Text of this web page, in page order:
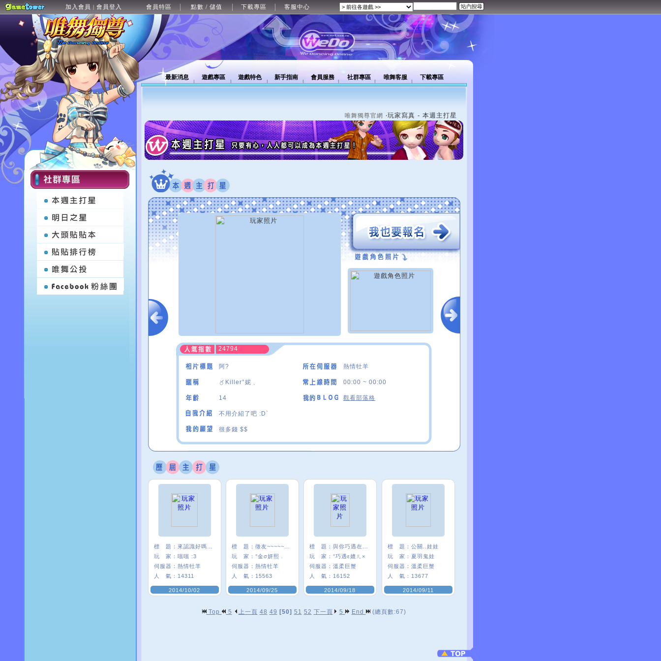
加入會員 | 會員登入 會員特區 點數 / 儲值 下載專區 客服中心
最新消息 遊戲專區 遊戲特色 新手指南 會員服務 社群專區 唯舞客服 下載專區
唯舞獨尊官網 ‧玩家寫真 - 本週主打星
24794
阿? 熱情牡羊
〥Killer°妮﹑ 00:00 ~ 00:00
14 觀看部落格
不用介紹了吧 :D`
很多錢 $$
標 題：
玩 家： 嗤嗤 :3
伺服器： 熱情牡羊
人 氣： 14311
2014/10/02
標 題：
玩 家： °金σ妍熙﹒
伺服器： 熱情牡羊
人 氣： 15563
2014/09/25
標 題：
玩 家： °巧遇ε媲ㄦ×
伺服器： 溫柔巨蟹
人 氣： 16152
2014/09/18
標 題： 公關..娃娃
玩 家： 夏羽鬼娃
伺服器： 溫柔巨蟹
人 氣： 13677
2014/09/11
Top 5 上一頁 48 49 [50] 51 52 下一頁 5 End (總頁數:67)